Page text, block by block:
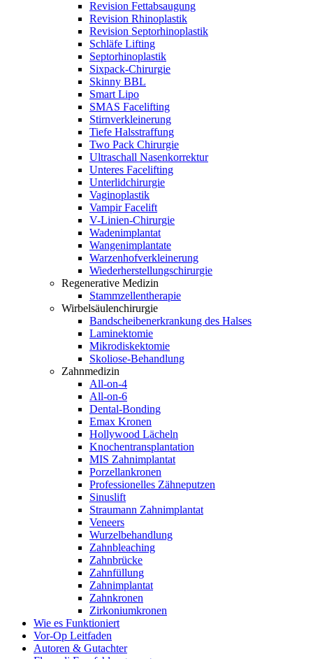
Revision Fettabsaugung
Revision Rhinoplastik
Revision Septorhinoplastik
Schläfe Lifting
Septorhinoplastik
Sixpack-Chirurgie
Skinny BBL
Smart Lipo
SMAS Facelifting
Stirnverkleinerung
Tiefe Halsstraffung
Two Pack Chirurgie
Ultraschall Nasenkorrektur
Unteres Facelifting
Unterlidchirurgie
Vaginoplastik
Vampir Facelift
V-Linien-Chirurgie
Wadenimplantat
Wangenimplantate
Warzenhofverkleinerung
Wiederherstellungschirurgie
Regenerative Medizin
Stammzellentherapie
Wirbelsäulenchirurgie
Bandscheibenerkrankung des Halses
Laminektomie
Mikrodiskektomie
Skoliose-Behandlung
Zahnmedizin
All-on-4
All-on-6
Dental-Bonding
Emax Kronen
Hollywood Lächeln
Knochentransplantation
MIS Zahnimplantat
Porzellankronen
Professionelles Zähneputzen
Sinuslift
Straumann Zahnimplantat
Veneers
Wurzelbehandlung
Zahnbleaching
Zahnbrücke
Zahnfüllung
Zahnimplantat
Zahnkronen
Zirkoniumkronen
Wie es Funktioniert
Vor-Op Leitfaden
Autoren & Gutachter